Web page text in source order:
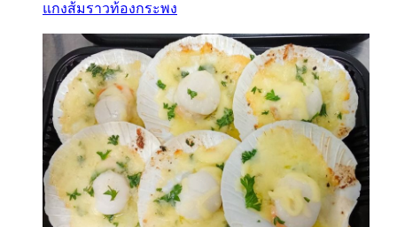
แกงส้มราวท้องกระพง